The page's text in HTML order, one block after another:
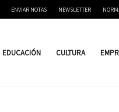
ENVIAR NOTAS NEWSLETTER
EDUCACIÓN CULTURA